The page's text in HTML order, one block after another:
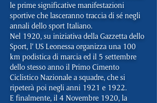
le prime significative manifestazioni
sportive che lasceranno traccia di sé negli
annali dello sport Italiano.
Nel 1920, su iniziativa della Gazzetta dello
Sport, l’ US Leonessa organizza una 100
km podistica di marcia ed il 5 settembre
dello stesso anno il Primo Cimento
Ciclistico Nazionale a squadre, che si
ripeterà poi negli anni 1921 e 1922.
E finalmente, il 4 Novembre 1920, la